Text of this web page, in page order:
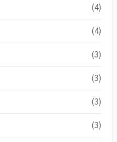
(4)
(4)
(3)
(3)
(3)
(3)